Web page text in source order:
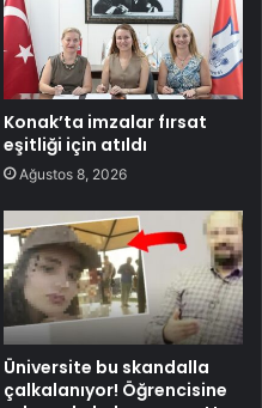
Konak’ta imzalar fırsat
eşitliği için atıldı
Ağustos 8, 2026
Üniversite bu skandalla
çalkalanıyor! Öğrencisine